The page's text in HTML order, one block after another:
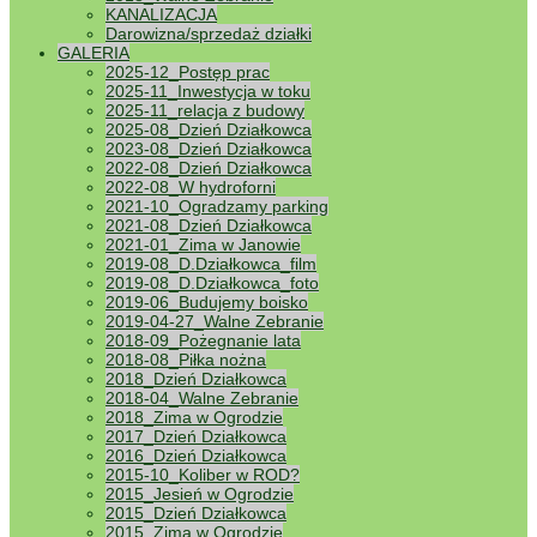
KANALIZACJA
Darowizna/sprzedaż działki
GALERIA
2025-12_Postęp prac
2025-11_Inwestycja w toku
2025-11_relacja z budowy
2025-08_Dzień Działkowca
2023-08_Dzień Działkowca
2022-08_Dzień Działkowca
2022-08_W hydroforni
2021-10_Ogradzamy parking
2021-08_Dzień Działkowca
2021-01_Zima w Janowie
2019-08_D.Działkowca_film
2019-08_D.Działkowca_foto
2019-06_Budujemy boisko
2019-04-27_Walne Zebranie
2018-09_Pożegnanie lata
2018-08_Piłka nożna
2018_Dzień Działkowca
2018-04_Walne Zebranie
2018_Zima w Ogrodzie
2017_Dzień Działkowca
2016_Dzień Działkowca
2015-10_Koliber w ROD?
2015_Jesień w Ogrodzie
2015_Dzień Działkowca
2015_Zima w Ogrodzie